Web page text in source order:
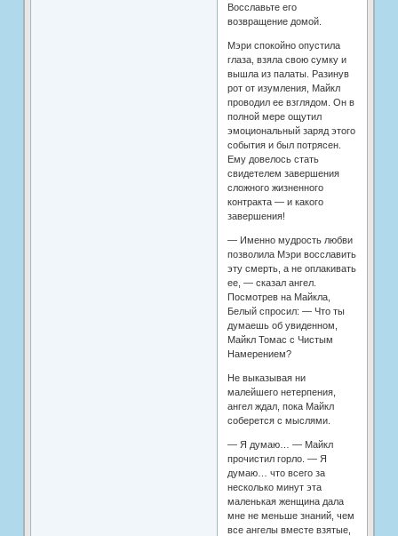
Восславьте его
возвращение домой.
Мэри спокойно опустила
глаза, взяла свою сумку и
вышла из палаты. Разинув
рот от изумления, Майкл
проводил ее взглядом. Он в
полной мере ощутил
эмоциональный заряд этого
события и был потрясен.
Ему довелось стать
свидетелем завершения
сложного жизненного
контракта — и какого
завершения!
— Именно мудрость любви
позволила Мэри восславить
эту смерть, а не оплакивать
ее, — сказал ангел.
Посмотрев на Майкла,
Белый спросил: — Что ты
думаешь об увиденном,
Майкл Томас с Чистым
Намерением?
Не выказывая ни
малейшего нетерпения,
ангел ждал, пока Майкл
соберется с мыслями.
— Я думаю… — Майкл
прочистил горло. — Я
думаю… что всего за
несколько минут эта
маленькая женщина дала
мне не меньше знаний, чем
все ангелы вместе взятые,